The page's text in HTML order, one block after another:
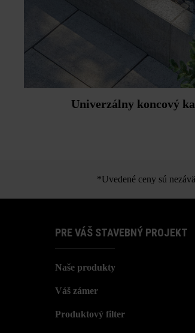
Univerzálny koncový
*Uvedené ceny sú
PRE VÁŠ STAVEBNÝ PROJEKT
Naše produkty
Váš zámer
Produktový filter